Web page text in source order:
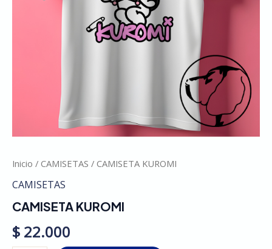
Inicio / CAMISETAS / CAMISETA KUROMI
CAMISETAS
CAMISETA KUROMI
$ 22.000